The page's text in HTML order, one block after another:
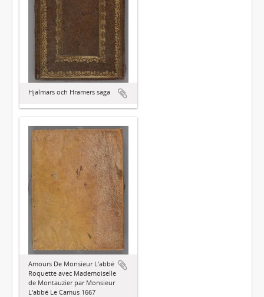
Hjalmars och Hramers saga
Amours De Monsieur L'abbé
Roquette avec Mademoiselle
de Montauzier par Monsieur
L'abbé Le Camus 1667